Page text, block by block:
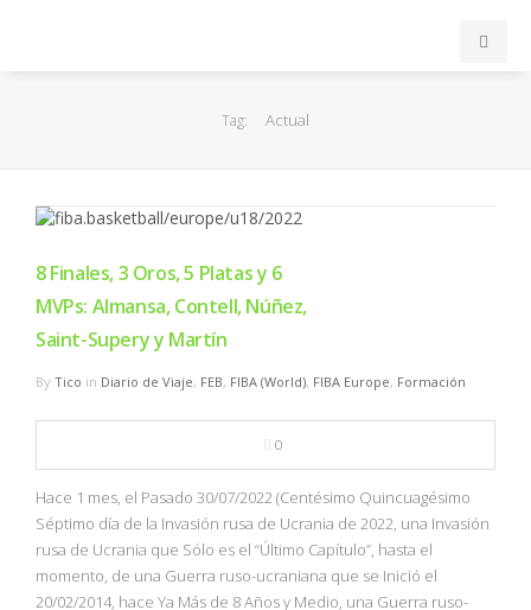
EuroLeague
FIBA
OTROS
MULTIMEDIA
Tag: Actual
8 Finales, 3 Oros, 5 Platas y 6
MVPs: Almansa, Contell, Núñez,
Saint-Supery y Martín
By Tico in Diario de Viaje, FEB, FIBA (World), FIBA Europe, Formación
0
Hace 1 mes, el Pasado 30/07/2022 (Centésimo Quincuagésimo
Séptimo día de la Invasión rusa de Ucrania de 2022, una Invasión
rusa de Ucrania que Sólo es el “Último Capítulo”, hasta el
momento, de una Guerra ruso-ucraniana que se Inició el
20/02/2014, hace Ya Más de 8 Años y Medio, una Guerra ruso-